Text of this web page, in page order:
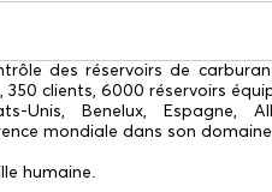
des réservoirs de
clients, 6000 réservoirs
Unis, Benelux, Espagne,
mondiale dans son
humaine.